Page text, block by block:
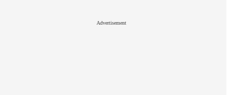
Advertisement